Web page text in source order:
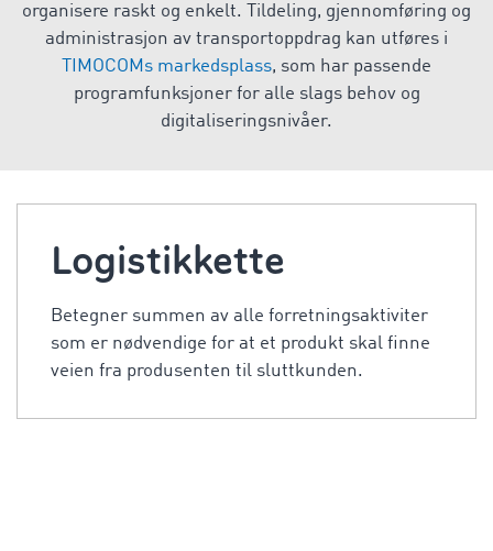
organisere raskt og enkelt. Tildeling, gjennomføring og
administrasjon av transportoppdrag kan utføres i
TIMOCOMs markedsplass, som har passende
programfunksjoner for alle slags behov og
digitaliseringsnivåer.
Logistikkette
Betegner summen av alle forretningsaktiviter
som er nødvendige for at et produkt skal finne
veien fra produsenten til sluttkunden.